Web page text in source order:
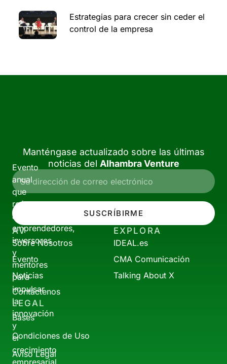
Estrategias para crecer sin ceder el
control de la empresa
Evento
anual
que
reúne
a
emprendedores,
inversores
y
mentores
para
impulsar
la
innovación
y
el
crecimiento
Manténgase actualizado sobre las últimas
noticias del Alhambra Venture
SUSCRÍBIRME
AV
Sobre Nosotros
Evento
Noticias
Contáctenos
EXPLORA
IDEAL.es
CMA Comunicación
Talking About X
LEGAL
Bases
Condiciones de Uso
Aviso Legal